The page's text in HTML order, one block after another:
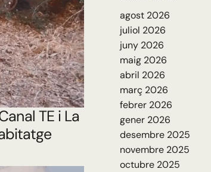
TE i La
agost 2026
juliol 2026
juny 2026
maig 2026
abril 2026
març 2026
febrer 2026
gener 2026
desembre 2025
novembre 2025
octubre 2025